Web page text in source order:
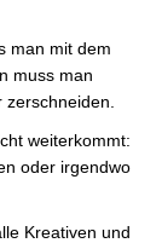
man mit dem
muss man
weiterkommt:
oder irgendwo
Kreativen und